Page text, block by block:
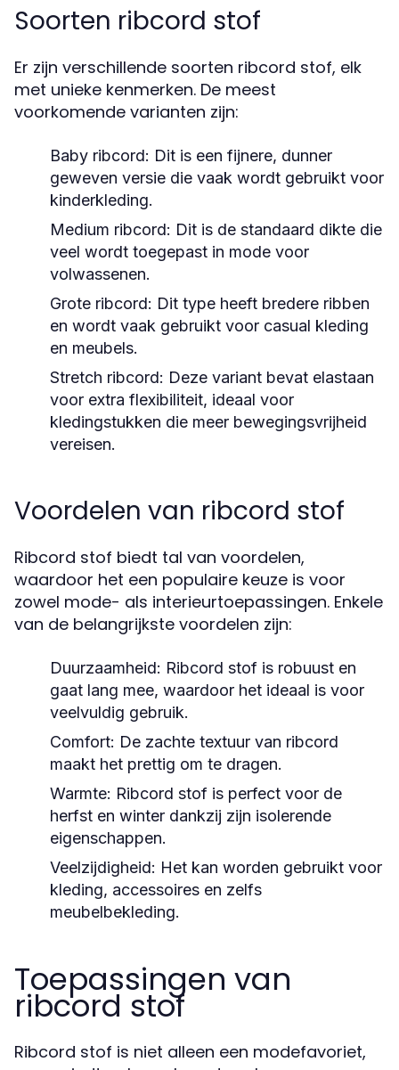
Soorten ribcord stof
Er zijn verschillende soorten ribcord stof, elk
met unieke kenmerken. De meest
voorkomende varianten zijn:
Baby ribcord: Dit is een fijnere, dunner
geweven versie die vaak wordt gebruikt voor
kinderkleding.
Medium ribcord: Dit is de standaard dikte die
veel wordt toegepast in mode voor
volwassenen.
Grote ribcord: Dit type heeft bredere ribben
en wordt vaak gebruikt voor casual kleding
en meubels.
Stretch ribcord: Deze variant bevat elastaan
voor extra flexibiliteit, ideaal voor
kledingstukken die meer bewegingsvrijheid
vereisen.
Voordelen van ribcord stof
Ribcord stof biedt tal van voordelen,
waardoor het een populaire keuze is voor
zowel mode- als interieurtoepassingen. Enkele
van de belangrijkste voordelen zijn:
Duurzaamheid: Ribcord stof is robuust en
gaat lang mee, waardoor het ideaal is voor
veelvuldig gebruik.
Comfort: De zachte textuur van ribcord
maakt het prettig om te dragen.
Warmte: Ribcord stof is perfect voor de
herfst en winter dankzij zijn isolerende
eigenschappen.
Veelzijdigheid: Het kan worden gebruikt voor
kleding, accessoires en zelfs
meubelbekleding.
Toepassingen van
ribcord stof
Ribcord stof is niet alleen een modefavoriet,